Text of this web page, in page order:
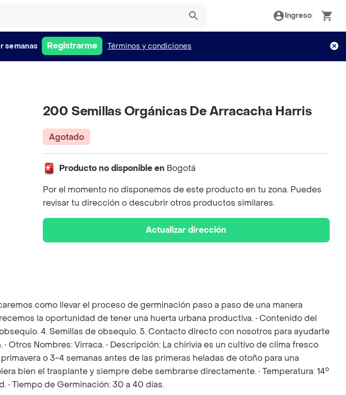
Ingreso
semanas Registrarme Términos y condiciones
200 Semillas Orgánicas De Arracacha Harris
Agotado
Producto no disponible en Bogotá
Por el momento no disponemos de este producto en tu zona. Puedes
revisar tu dirección o descubrir otros productos similares.
Actualizar dirección
como llevar el proceso de germinación paso a paso de una manera
la oportunidad de tener una huerta urbana productiva. • Contenido del
4. Semillas de obsequio. 5. Contacto directo con nosotros para ayudarte
Otros Nombres: Virraca. • Descripción: La chirivía es un cultivo de clima fresco
o 3-4 semanas antes de las primeras heladas de otoño para una
bien el trasplante y siempre debe sembrarse directamente. • Temperatura: 14°
• Tiempo de Germinación: 30 a 40 días.